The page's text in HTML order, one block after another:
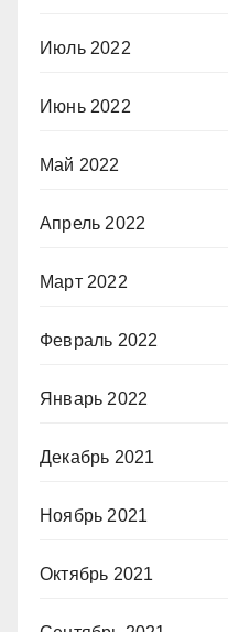
Июль 2022
Июнь 2022
Май 2022
Апрель 2022
Март 2022
Февраль 2022
Январь 2022
Декабрь 2021
Ноябрь 2021
Октябрь 2021